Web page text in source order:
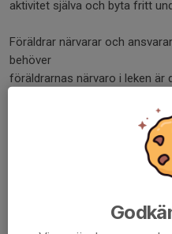
aktivitet själva och byta fritt
Föräldrar närvarar och
behöver
föräldrarnas närvaro i leken
barnen testa själva med
Åldersindelningen är en
visar hänsyn, yngre syskon